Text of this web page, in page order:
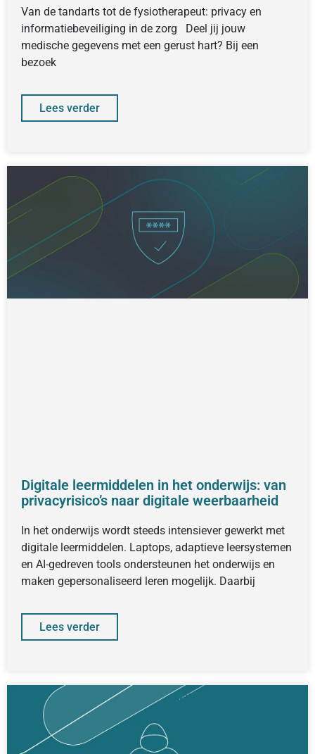
Van de tandarts tot de fysiotherapeut: privacy en
informatiebeveiliging in de zorg Deel jij jouw
medische gegevens met een gerust hart? Bij een
bezoek
Lees verder
Digitale leermiddelen in het onderwijs: van
privacyrisico’s naar digitale weerbaarheid
In het onderwijs wordt steeds intensiever gewerkt met
digitale leermiddelen. Laptops, adaptieve leersystemen
en AI-gedreven tools ondersteunen het onderwijs en
maken gepersonaliseerd leren mogelijk. Daarbij
Lees verder